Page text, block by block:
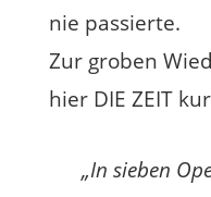
nie passierte.
Zur groben
hier DIE ZEIT
„In sieben